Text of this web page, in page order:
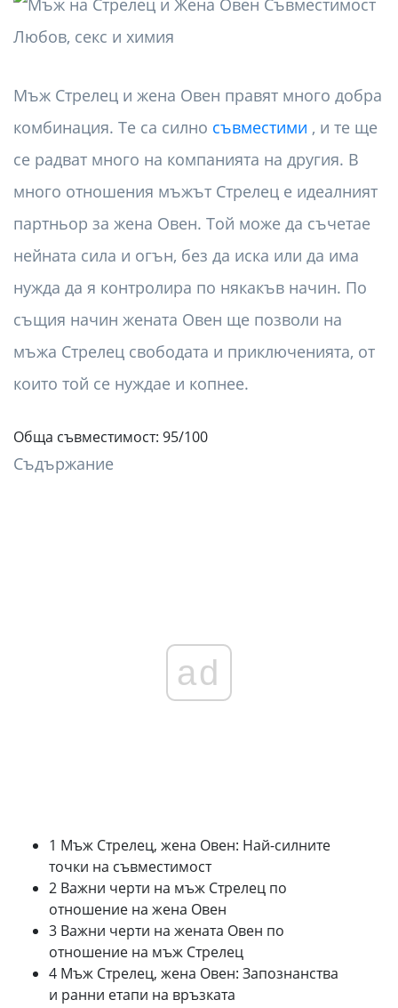
Мъж Стрелец и жена Овен правят много добра
комбинация. Те са силно съвместими , и те ще
се радват много на компанията на другия. В
много отношения мъжът Стрелец е идеалният
партньор за жена Овен. Той може да съчетае
нейната сила и огън, без да иска или да има
нужда да я контролира по някакъв начин. По
същия начин жената Овен ще позволи на
мъжа Стрелец свободата и приключенията, от
които той се нуждае и копнее.
Обща съвместимост: 95/100
Съдържание
ad
1 Мъж Стрелец, жена Овен: Най-силните
точки на съвместимост
2 Важни черти на мъж Стрелец по
отношение на жена Овен
3 Важни черти на жената Овен по
отношение на мъж Стрелец
4 Мъж Стрелец, жена Овен: Запознанства
и ранни етапи на връзката